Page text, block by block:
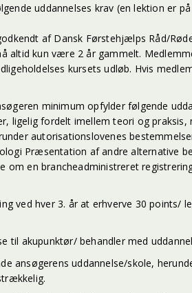
uddannelses krav (en lektion er
af Dansk Førstehjælps Råd/
kun være 2 år gammelt.
kursets udløb. Hvis
minimum opfylder følgende
ligelig fordelt imellem teori og
autorisationslovenes
Præsentation af andre alternative
en brancheadministreret
ved hver 3. år at erhverve 30
til akupunktør/ behandler med
ansøgerens uddannelse/skole,